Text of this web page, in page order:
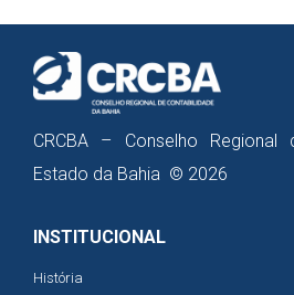
CRCBA – Conselho Regional
Estado da Bahia © 2026
INSTITUCIONAL
História